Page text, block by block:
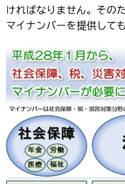
ければなりません。その
マイナンバーを提供して